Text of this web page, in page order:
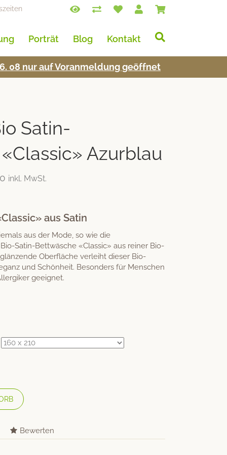
Porträt Blog Kontakt
08 nur auf Voran­mel­dung geöffnet
Satin-
Azurblau
inkl. MwSt.
aus Satin
aus der Mode, so wie die
Satin-Bettwäsche «Classic» aus reiner Bio-
Oberfläche verleiht dieser Bio-
und Schönheit. Besonders für Menschen
geeignet.
Bewerten